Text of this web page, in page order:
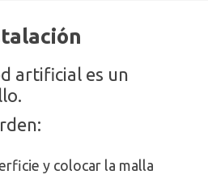
artificial es un
y colocar la malla